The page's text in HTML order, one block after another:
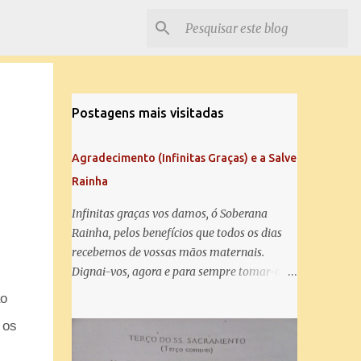
Postagens mais visitadas
Agradecimento (Infinitas Graças) e a Salve
Rainha
Infinitas graças vos damos, ó Soberana
Rainha, pelos benefícios que todos os dias
recebemos de vossas mãos maternais.
Dignai-vos, agora e para sempre tomar-nos
Salve Rainha: Salve Rainha , Mãe de
misericórdia, vida, doçura, esperança nossa,